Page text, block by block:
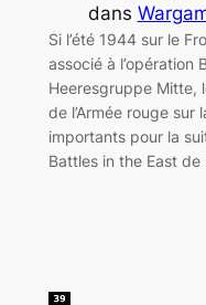
dans
Si l’été 1944 sur le
associé à l’opération
Heeresgruppe Mitte,
de l’Armée rouge sur
importants pour la
Battles in the East